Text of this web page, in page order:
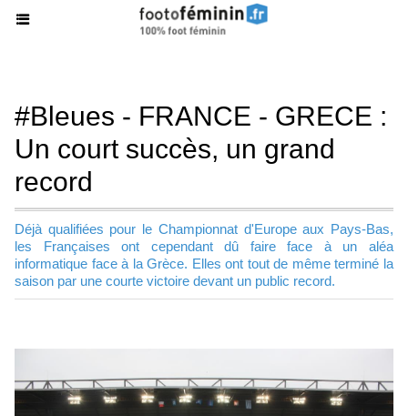
#Bleues - FRANCE - GRECE :
Un court succès, un grand
record
Déjà qualifiées pour le Championnat d'Europe aux Pays-Bas,
les Françaises ont cependant dû faire face à un aléa
informatique face à la Grèce. Elles ont tout de même terminé la
saison par une courte victoire devant un public record.